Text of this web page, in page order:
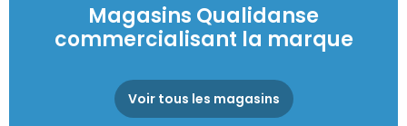
Magasins Qualidanse
commercialisant la marque
Voir tous les magasins